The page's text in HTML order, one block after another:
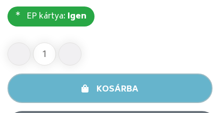
EP kártya: Igen
KOSÁRBA